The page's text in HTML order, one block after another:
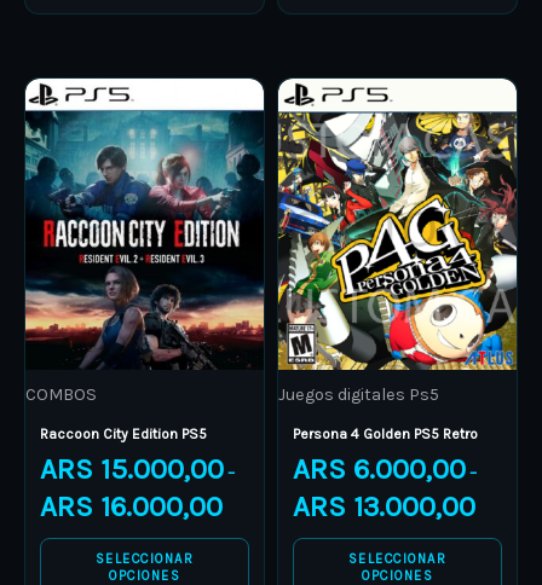
COMBOS
Raccoon City Edition PS5
ARS 15.000,00 –
ARS 16.000,00
range:
ARS 15.000,00
through
ARS 16.000,00
SELECCIONAR
OPCIONES
This
product
has
multiple
variants.
options
may
chosen
on
the
product
page
Juegos digitales Ps5
Persona 4 Golden PS5 Retro
ARS 6.000,00 –
ARS 13.000,00
ARS
through
ARS
SELECCIONAR
OPCIONES
This
product
has
multiple
variants.
The
options
may
be
chosen
on
the
product
page